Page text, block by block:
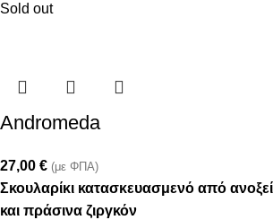
Sold out
Andromeda
27,00 € (με ΦΠΑ)
Σκουλαρίκι κατασκευασμενό από
και πράσινα ζιργκόν